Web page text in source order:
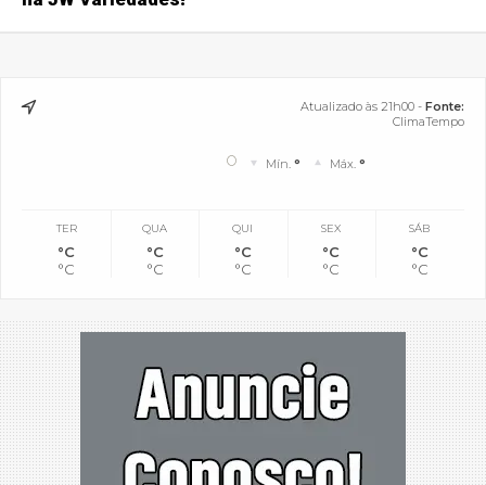
Atualizado às 21h00 - Fonte:
ClimaTempo
° Mín.° Máx.°
TER
°C
°C
QUA
°C
°C
QUI
°C
°C
SEX
°C
°C
SÁB
°C
°C